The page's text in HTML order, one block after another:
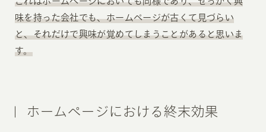
味を持った会社でも、ホームページが古くて見づらい
と、それだけで興味が覚めてしまうことがあると思いま
す。
ホームページにおける終末効果